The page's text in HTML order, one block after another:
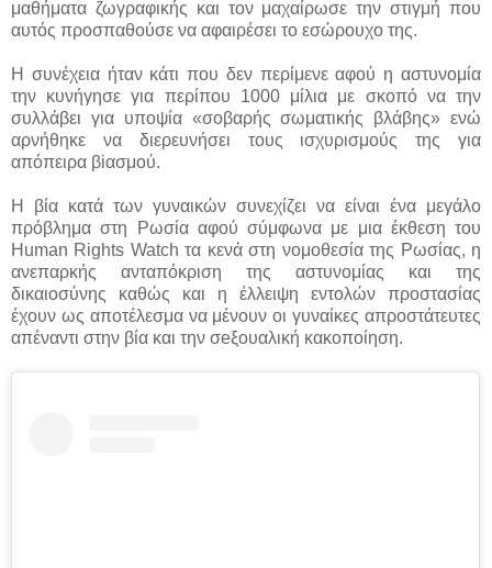
μαθήματα ζωγραφικής και τον μαχαίρωσε την στιγμή που
αυτός προσπαθούσε να αφαιρέσει το εσώρουχο της.
Η συνέχεια ήταν κάτι που δεν περίμενε αφού η αστυνομία
την κυνήγησε για περίπου 1000 μίλια με σκοπό να την
συλλάβει για υποψία «σοβαρής σωματικής βλάβης» ενώ
αρνήθηκε να διερευνήσει τους ισχυρισμούς της για
απόπειρα βiασμού.
Η βία κατά των γυναικών συνεχίζει να είναι ένα μεγάλο
πρόβλημα στη Ρωσία αφού σύμφωνα με μια έκθεση του
Human Rights Watch τα κενά στη νομοθεσία της Ρωσίας, η
ανεπαρκής ανταπόκριση της αστυνομίας και της
δικαιοσύνης καθώς και η έλλειψη εντολών προστασίας
έχουν ως αποτέλεσμα να μένουν οι γυναίκες απροστάτευτες
απέναντι στην βία και την σeξουαλική κακοποίηση.